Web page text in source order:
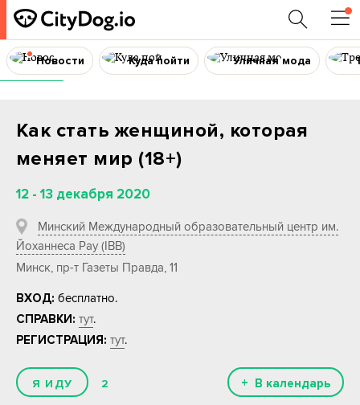
Новости Куда пойти Уличная мода
Онлайн
Как стать женщиной, которая
меняет мир (18+)
12 - 13 декабря 2020
Минский Международный образовательный центр им.
Йоханнеса Рау (IBB)
Минск, пр-т Газеты Правда, 11
ВХОД: бесплатно.
СПРАВКИ: тут.
РЕГИСТРАЦИЯ: тут.
2 + В календарь